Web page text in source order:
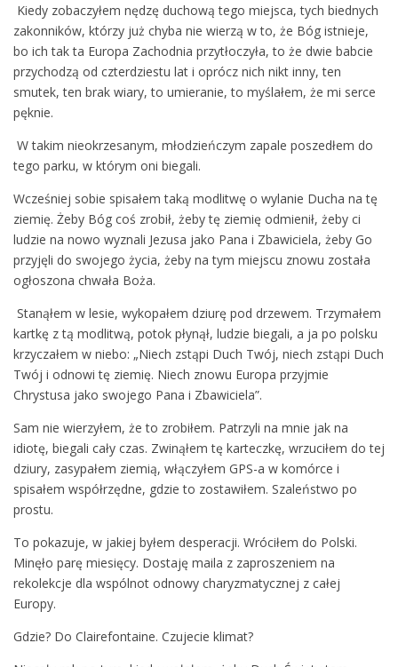
Kiedy zobaczyłem nędzę duchową tego miejsca, tych biednych
zakonników, którzy już chyba nie wierzą w to, że Bóg istnieje,
bo ich tak ta Europa Zachodnia przytłoczyła, to że dwie babcie
przychodzą od czterdziestu lat i oprócz nich nikt inny, ten
smutek, ten brak wiary, to umieranie, to myślałem, że mi serce
pęknie.
W takim nieokrzesanym, młodzieńczym zapale poszedłem do
tego parku, w którym oni biegali.
Wcześniej sobie spisałem taką modlitwę o wylanie Ducha na tę
ziemię. Żeby Bóg coś zrobił, żeby tę ziemię odmienił, żeby ci
ludzie na nowo wyznali Jezusa jako Pana i Zbawiciela, żeby Go
przyjęli do swojego życia, żeby na tym miejscu znowu została
ogłoszona chwała Boża.
Stanąłem w lesie, wykopałem dziurę pod drzewem. Trzymałem
kartkę z tą modlitwą, potok płynął, ludzie biegali, a ja po polsku
krzyczałem w niebo: „Niech zstąpi Duch Twój, niech zstąpi Duch
Twój i odnowi tę ziemię. Niech znowu Europa przyjmie
Chrystusa jako swojego Pana i Zbawiciela”.
Sam nie wierzyłem, że to zrobiłem. Patrzyli na mnie jak na
idiotę, biegali cały czas. Zwinąłem tę karteczkę, wrzuciłem do tej
dziury, zasypałem ziemią, włączyłem GPS-a w komórce i
spisałem współrzędne, gdzie to zostawiłem. Szaleństwo po
prostu.
To pokazuje, w jakiej byłem desperacji. Wróciłem do Polski.
Minęło parę miesięcy. Dostaję maila z zaproszeniem na
rekolekcje dla wspólnot odnowy charyzmatycznej z całej
Europy.
Gdzie? Do Clairefontaine. Czujecie klimat?